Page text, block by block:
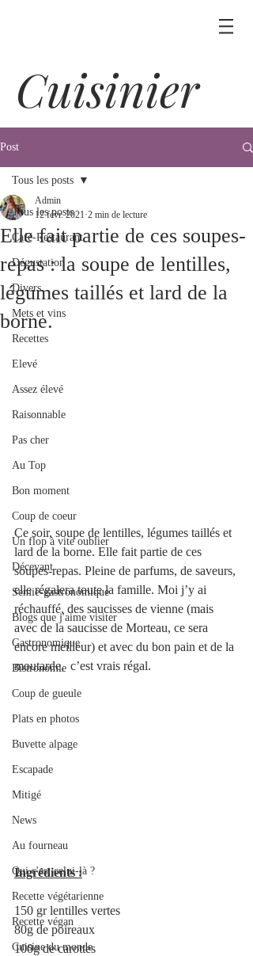
Cuisinier
Post
Tous les posts
Café-Restaurant
Dégustation
Divers
Mets et vins
Recettes
Elevé
Assez élevé
Raisonnable
Pas cher
Au Top
Bon moment
Coup de coeur
Un flop à vite oublier
Décevant
Semie-gastronomique
Blogs que j'aime visiter
Gastronomique
Bistronomie
Coup de gueule
Plats en photos
Buvette alpage
Escapade
Mitigé
News
Au fourneau
Qui c'est celui-là ?
Recette végétarienne
Recette végan
Cuisine du monde
Tous les posts
Elle fait partie de ces soupes-
repas : la soupe de lentilles,
légumes taillés et lard de la
borne.
Admin
12 févr. 2021 2 min de lecture
Ce soir, soupe de lentilles, légumes taillés et
lard de la borne. Elle fait partie de ces
soupes-repas. Pleine de parfums, de saveurs,
elle régalera toute la famille. Moi j’y ai
réchauffé, des saucisses de vienne (mais
avec de la saucisse de Morteau, ce sera
encore meilleur) et avec du bon pain et de la
moutarde,  c’est vrais régal.
Ingrédients :
150 gr lentilles vertes
80g de poireaux
100g de carottes